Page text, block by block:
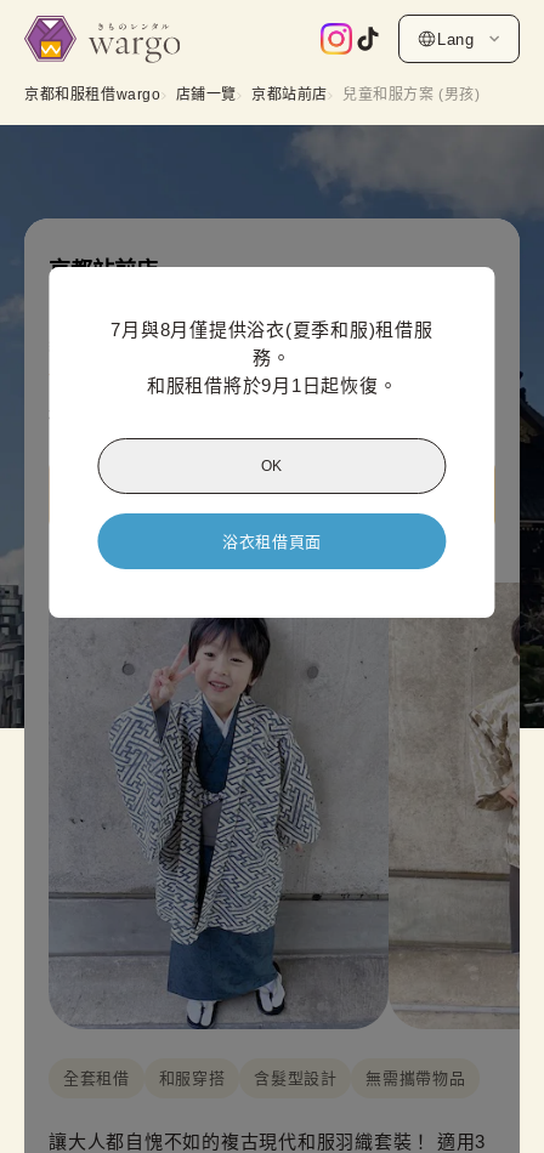
Lang
京都和服租借wargo 店鋪一覽 京都站前店 兒童和服方案 (男孩)
7月與8月僅提供浴衣(夏季和服)租借服
務。
和服租借將於9月1日起恢復。
OK
浴衣租借頁面
京都站前店
¥ 3,300(含稅)~
¥4,400
查看京都站前店資訊
全套租借 和服穿搭 含髮型設計 無需攜帶物品
讓大人都自愧不如的複古現代和服羽織套裝！ 適用3